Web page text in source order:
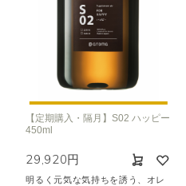
【定期購入・隔月】S02 ハッピー
450ml
29,920円
明るく元気な気持ちを誘う、オレ